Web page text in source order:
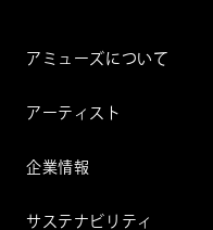
アミューズについて
アーティスト
企業情報
サステナビリティ